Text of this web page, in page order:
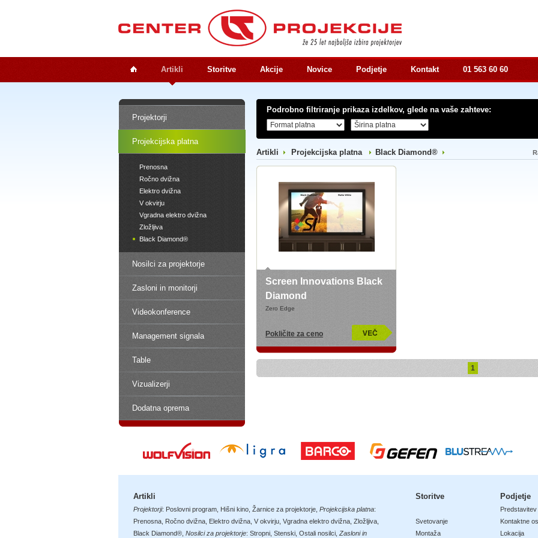
Artikli Storitve Akcije Novice Podjetje Kontakt 01 563 60 60
Projektorji
Projekcijska platna
Prenosna
Ročno dvižna
Elektro dvižna
V okvirju
Vgradna elektro dvižna
Zložljiva
Black Diamond®
Nosilci za projektorje
Zasloni in monitorji
Videokonference
Management signala
Table
Vizualizerji
Dodatna oprema
Podrobno filtriranje prikaza izdelkov, glede na vaše zahteve:
Artikli Projekcijska platna Black Diamond®
Screen Innovations Black
Diamond
Zero Edge
Pokličite za ceno
1
Artikli
Projektorji: Poslovni program Hišni kino Žarnice za projektorje Projekcijska platna:
Prenosna Ročno dvižna Elektro dvižna V okvirju Vgradna elektro dvižna Zložljiva
Black Diamond® Nosilci za projektorje: Stropni Stenski Ostali nosilci Zasloni in
Storitve
Svetovanje
Montaža
Podjetje
Predstavitev
Kontaktne
Lokacija